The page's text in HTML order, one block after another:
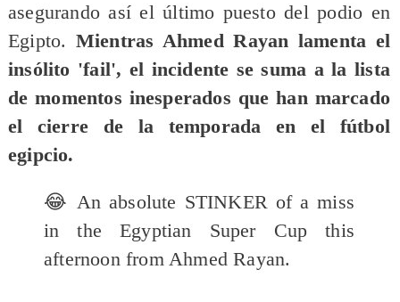
asegurando así el último puesto del podio en
Egipto. Mientras Ahmed Rayan lamenta el
insólito 'fail', el incidente se suma a la lista
de momentos inesperados que han marcado
el cierre de la temporada en el fútbol
egipcio.
😂 An absolute STINKER of a miss
in the Egyptian Super Cup this
afternoon from Ahmed Rayan.